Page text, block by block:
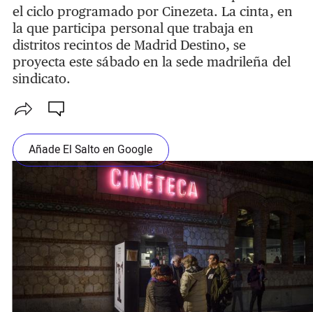
el ciclo programado por Cinezeta. La cinta, en
la que participa personal que trabaja en
distritos recintos de Madrid Destino, se
proyecta este sábado en la sede madrileña del
sindicato.
Añade El Salto en Google